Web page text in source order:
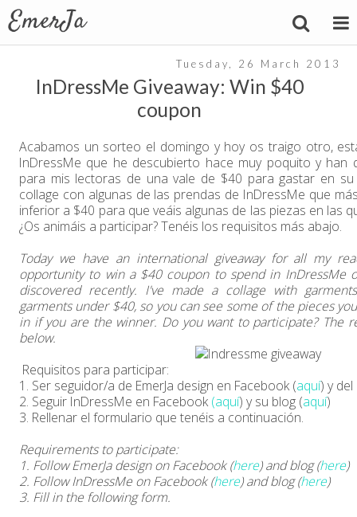
Tuesday, 26 March 2013
InDressMe Giveaway: Win $40
coupon
Acabamos un sorteo el domingo y hoy os traigo otro,
InDressMe que he descubierto hace muy poquito y
para mis lectoras de una vale de $40 para gastar en
collage con algunas de las prendas de InDressMe que
inferior a $40 para que veáis algunas de las piezas en las
¿Os animáis a participar? Tenéis los requisitos más abajo.
Today we have an international giveaway for all my
opportunity to win a $40 coupon to spend in InDressMe
discovered recently. I've made a collage with
garments under $40, so you can see some of the pieces
in if you are the winner. Do you want to participate? The
below.
Requisitos para participar:
1. Ser seguidor/a de EmerJa design en Facebook (aquí) y
2. Seguir InDressMe en Facebook (aquí) y su blog (aquí)
3. Rellenar el formulario que tenéis a continuación.
Requirements to participate:
1. Follow EmerJa design on Facebook (here) and blog (here)
2. Follow InDressMe on Facebook (here) and blog (here)
3. Fill in the following form.